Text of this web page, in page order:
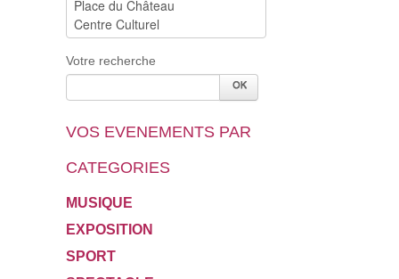
Votre recherche
VOS EVENEMENTS PAR
CATEGORIES
MUSIQUE
EXPOSITION
SPORT